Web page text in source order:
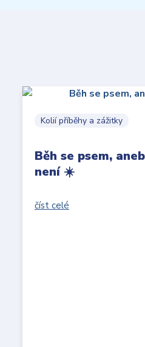
Kolií příběhy a zážitky
Běh se psem,
není ☀️
číst celé